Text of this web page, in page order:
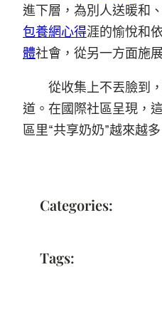
進下層，為別人送暖和
包養網心得涯的愉悅和
體社會，從另一方面施
從收集上不丟臉到
道。在國際社區呈現，
區里“共享奶奶”越來越
Categories:
Tags: